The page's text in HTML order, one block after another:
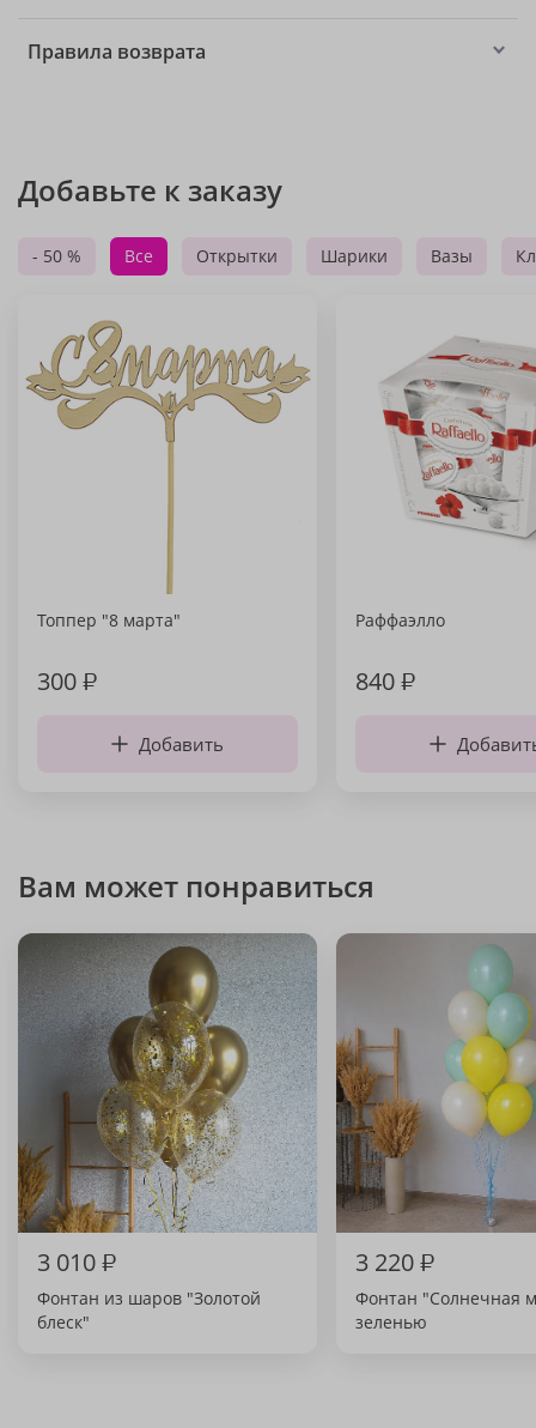
Правила возврата
Добавьте к заказу
- 50 % Все Открытки Шарики Вазы
Топпер "8 марта"
300₽
Добавить
Раффаэлло
840₽
Вам может понравиться
3 010₽
Фонтан из шаров "Золотой
блеск"
3 220₽
Фонтан "Солнечная
зеленью